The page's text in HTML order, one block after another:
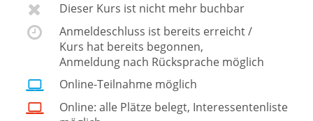
Dieser Kurs ist nicht mehr buchbar
Anmeldeschluss ist bereits erreicht /
Kurs hat bereits begonnen,
Anmeldung nach Rücksprache möglich
Online-Teilnahme möglich
Online: alle Plätze belegt, Interessentenliste